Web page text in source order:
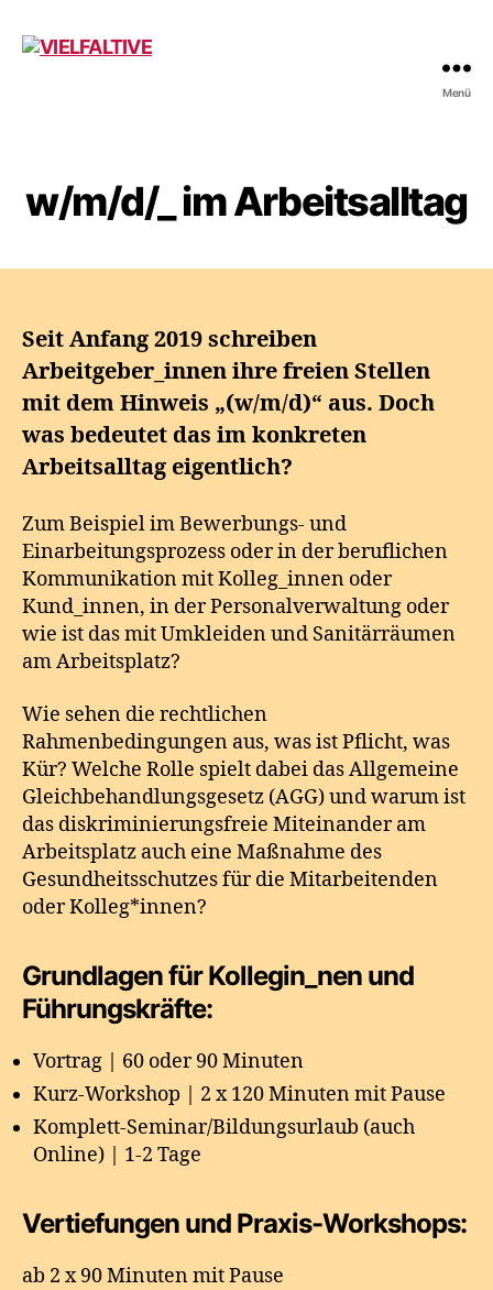
Menü
w/m/d/_ im Arbeitsalltag
Seit Anfang 2019 schreiben
Arbeitgeber_innen ihre freien Stellen
mit dem Hinweis „(w/m/d)“ aus. Doch
was bedeutet das im konkreten
Arbeitsalltag eigentlich?
Zum Beispiel im Bewerbungs- und
Einarbeitungsprozess oder in der beruflichen
Kommunikation mit Kolleg_innen oder
Kund_innen, in der Personalverwaltung oder
wie ist das mit Umkleiden und Sanitärräumen
am Arbeitsplatz?
Wie sehen die rechtlichen
Rahmenbedingungen aus, was ist Pflicht, was
Kür? Welche Rolle spielt dabei das Allgemeine
Gleichbehandlungsgesetz (AGG) und warum ist
das diskriminierungs­freie Miteinander am
Arbeitsplatz auch eine Maßnahme des
Gesundheits­schutzes für die Mitarbeitenden
oder Kolleg*innen?
Grundlagen für Kollegin_nen und
Führungskräfte:
Vortrag | 60 oder 90 Minuten
Kurz-Workshop | 2 x 120 Minuten mit Pause
Komplett-Seminar/Bildungsurlaub (auch
Online) | 1-2 Tage
Vertiefungen und Praxis-Workshops:
ab 2 x 90 Minuten mit Pause